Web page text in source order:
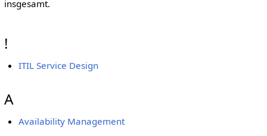
insgesamt.
!
ITIL Service Design
A
Availability Management